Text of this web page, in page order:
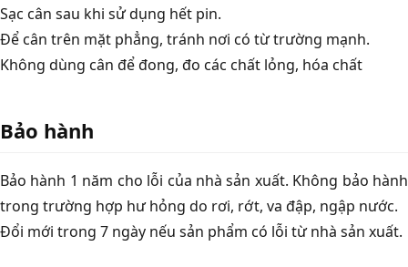
Sạc cân sau khi sử dụng hết pin.
Để cân trên mặt phẳng, tránh nơi có từ trường mạnh.
Không dùng cân để đong, đo các chất lỏng, hóa chất
Bảo hành
Bảo hành 1 năm cho lỗi của nhà sản xuất. Không bảo hành
trong trường hợp hư hỏng do rơi, rớt, va đập, ngập nước.
Đổi mới trong 7 ngày nếu sản phẩm có lỗi từ nhà sản xuất.